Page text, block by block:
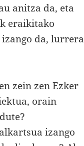
anitza da, eta
eraikitako
da, lurrera
zein zen Ezker
orain
izango